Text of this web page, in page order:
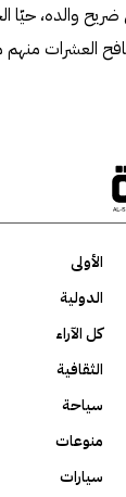
ضريح والده، حيّا
العشرات
الأولى
الدولية
كل الآراء
الثقافية
سياحة
منوعات
سيارات